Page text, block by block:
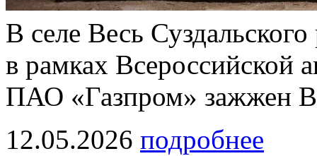
В селе Весь
в рамках Всероссийской
ПАО «Газпром» зажжен
12.05.2026 подробнее